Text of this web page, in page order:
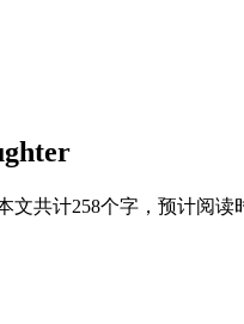
文共计258个字，预计阅读